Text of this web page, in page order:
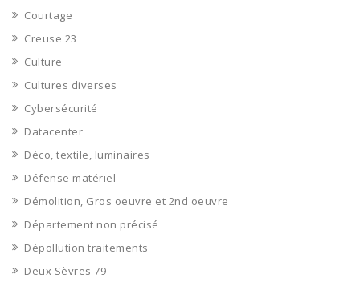
Courtage
Creuse 23
Culture
Cultures diverses
Cybersécurité
Datacenter
Déco, textile, luminaires
Défense matériel
Démolition, Gros oeuvre et 2nd oeuvre
Département non précisé
Dépollution traitements
Deux Sèvres 79